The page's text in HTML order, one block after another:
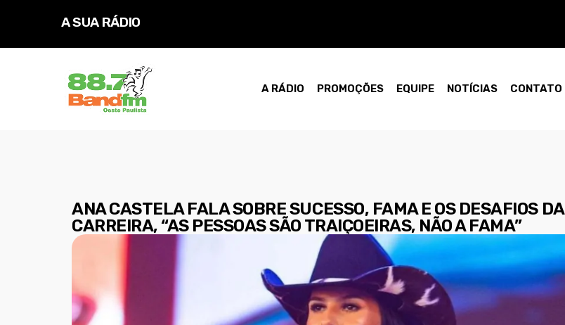
A SUA RÁDIO
A RÁDIO PROMOÇÕES EQUIPE NOTÍCIAS CONTATO
ANA CASTELA FALA SOBRE SUCESSO, FAMA E OS DESAFIOS DA
CARREIRA, “AS PESSOAS SÃO TRAIÇOEIRAS, NÃO A FAMA”